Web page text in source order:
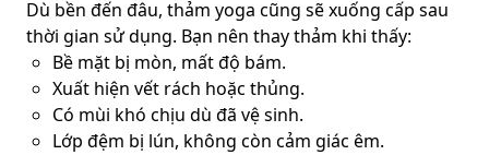
Dù bền đến đâu, thảm yoga cũng sẽ xuống cấp sau
thời gian sử dụng. Bạn nên thay thảm khi thấy:
Bề mặt bị mòn, mất độ bám.
Xuất hiện vết rách hoặc thủng.
Có mùi khó chịu dù đã vệ sinh.
Lớp đệm bị lún, không còn cảm giác êm.